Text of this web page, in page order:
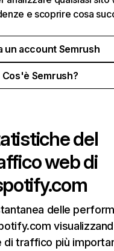
e scoprire cosa
un account Semrush
Cos'è Semrush?
del
web di
delle
di traffico più